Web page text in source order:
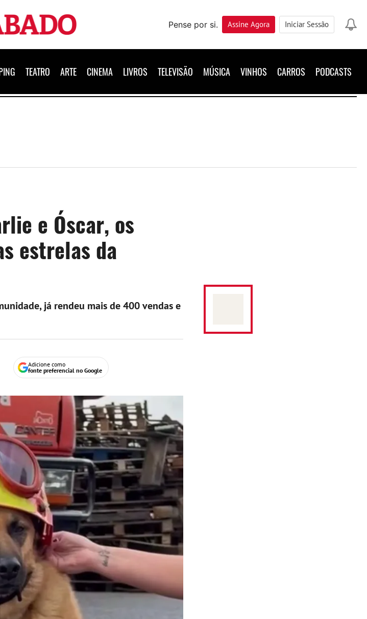
Pense por si.
Assine Agora Iniciar Sessão
TEATRO ARTE CINEMA LIVROS TELEVISÃO MÚSICA VINHOS CARROS PODCASTS
e Óscar, os
estrelas da
já rendeu mais de 400 vendas e
Adicione como
fonte preferencial no Google